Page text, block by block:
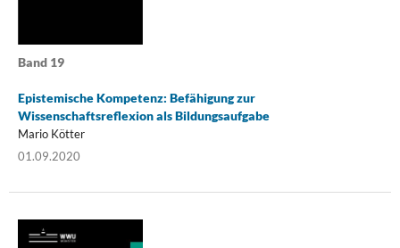
Band 19
Epistemische Kompetenz: Befähigung zur
Wissenschaftsreflexion als Bildungsaufgabe
Mario Kötter
01.09.2020